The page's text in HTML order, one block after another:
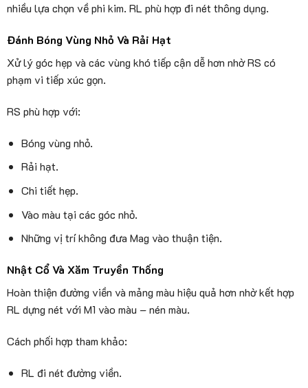
nhiều lựa chọn về phi kim. RL phù hợp đi nét thông dụng.
Đánh Bóng Vùng Nhỏ Và Rải Hạt
Xử lý góc hẹp và các vùng khó tiếp cận dễ hơn nhờ RS có
phạm vi tiếp xúc gọn.
RS phù hợp với:
Bóng vùng nhỏ.
Rải hạt.
Chi tiết hẹp.
Vào màu tại các góc nhỏ.
Những vị trí không đưa Mag vào thuận tiện.
Nhật Cổ Và Xăm Truyền Thống
Hoàn thiện đường viền và mảng màu hiệu quả hơn nhờ kết hợp
RL dựng nét với M1 vào màu – nén màu.
Cách phối hợp tham khảo:
RL đi nét đường viền.